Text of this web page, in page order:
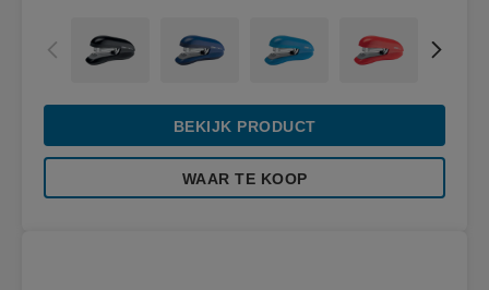
BEKIJK PRODUCT
WAAR TE KOOP